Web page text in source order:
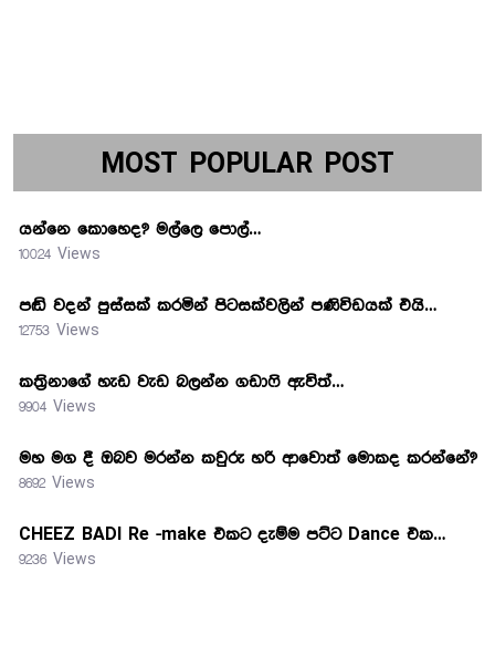
MOST POPULAR POST
යන්නෙ කොහෙද? මල්ලෙ පොල්…
10024 Views
පඬි වදන් පුස්සක් කරමින් පිටසක්වලින් පණිවිඩයක් එයි…
12753 Views
කත්‍රිනාගේ හැඩ වැඩ බලන්න ගඩාෆි ඇවිත්…
9904 Views
මහ මග දී ඔබව මරන්න කවුරු හරි ආවොත් මොකද කරන්නේ?
8692 Views
CHEEZ BADI Re -make එකට දැම්ම පට්ට Dance එක…
9236 Views